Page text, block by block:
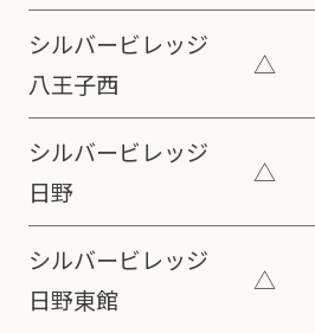
シルバービレッジ
八王子西
△
シルバービレッジ
日野
△
シルバービレッジ
日野東館
△